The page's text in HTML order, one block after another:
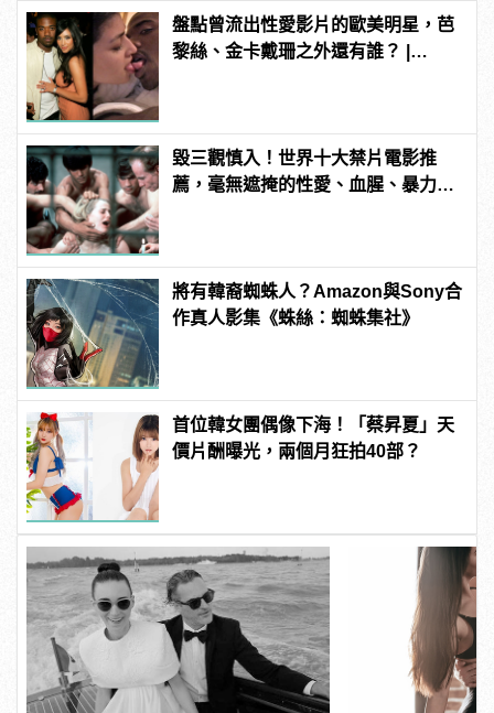
盤點曾流出性愛影片的歐美明星，芭
黎絲、金卡戴珊之外還有誰？ |
毀三觀慎入！世界十大禁片電影推
薦，毫無遮掩的性愛、血腥、暴力、
將有韓裔蜘蛛人？Amazon與Sony合
作真人影集《蛛絲：蜘蛛集社》
首位韓女團偶像下海！「蔡昇夏」天
價片酬曝光，兩個月狂拍40部？